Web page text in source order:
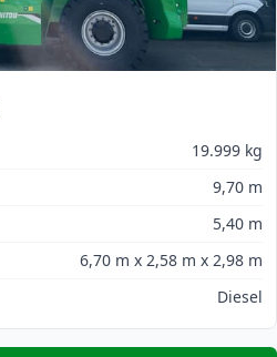
19.999 kg
9,70 m
5,40 m
6,70 m x 2,58 m x 2,98 m
Diesel